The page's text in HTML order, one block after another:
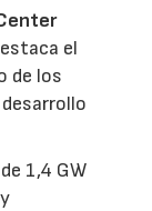
el
de los
1,4 GW